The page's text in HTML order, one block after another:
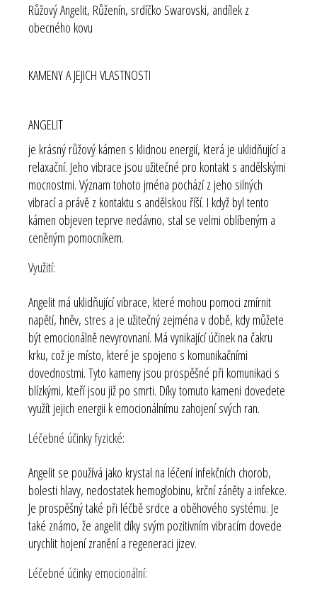
Růžový Angelit, Růženín, srdíčko Swarovski, andílek z
obecného kovu
KAMENY A JEJICH VLASTNOSTI
ANGELIT
je krásný růžový kámen s klidnou energií, která je uklidňující a
relaxační. Jeho vibrace jsou užitečné pro kontakt s andělskými
mocnostmi. Význam tohoto jména pochází z jeho silných
vibrací a právě z kontaktu s andělskou říší. I když byl tento
kámen objeven teprve nedávno, stal se velmi oblíbeným a
ceněným pomocníkem.
Využití:
Angelit má uklidňující vibrace, které mohou pomoci zmírnit
napětí, hněv, stres a je užitečný zejména v době, kdy můžete
být emocionálně nevyrovnaní. Má vynikající účinek na čakru
krku, což je místo, které je spojeno s komunikačními
dovednostmi. Tyto kameny jsou prospěšné při komunikaci s
blízkými, kteří jsou již po smrti. Díky tomuto kameni dovedete
využít jejich energii k emocionálnímu zahojení svých ran.
Léčebné účinky fyzické:
Angelit se používá jako krystal na léčení infekčních chorob,
bolesti hlavy, nedostatek hemoglobinu, krční záněty a infekce.
Je prospěšný také při léčbě srdce a oběhového systému. Je
také známo, že angelit díky svým pozitivním vibracím dovede
urychlit hojení zranění a regeneraci jizev.
Léčebné účinky emocionální: